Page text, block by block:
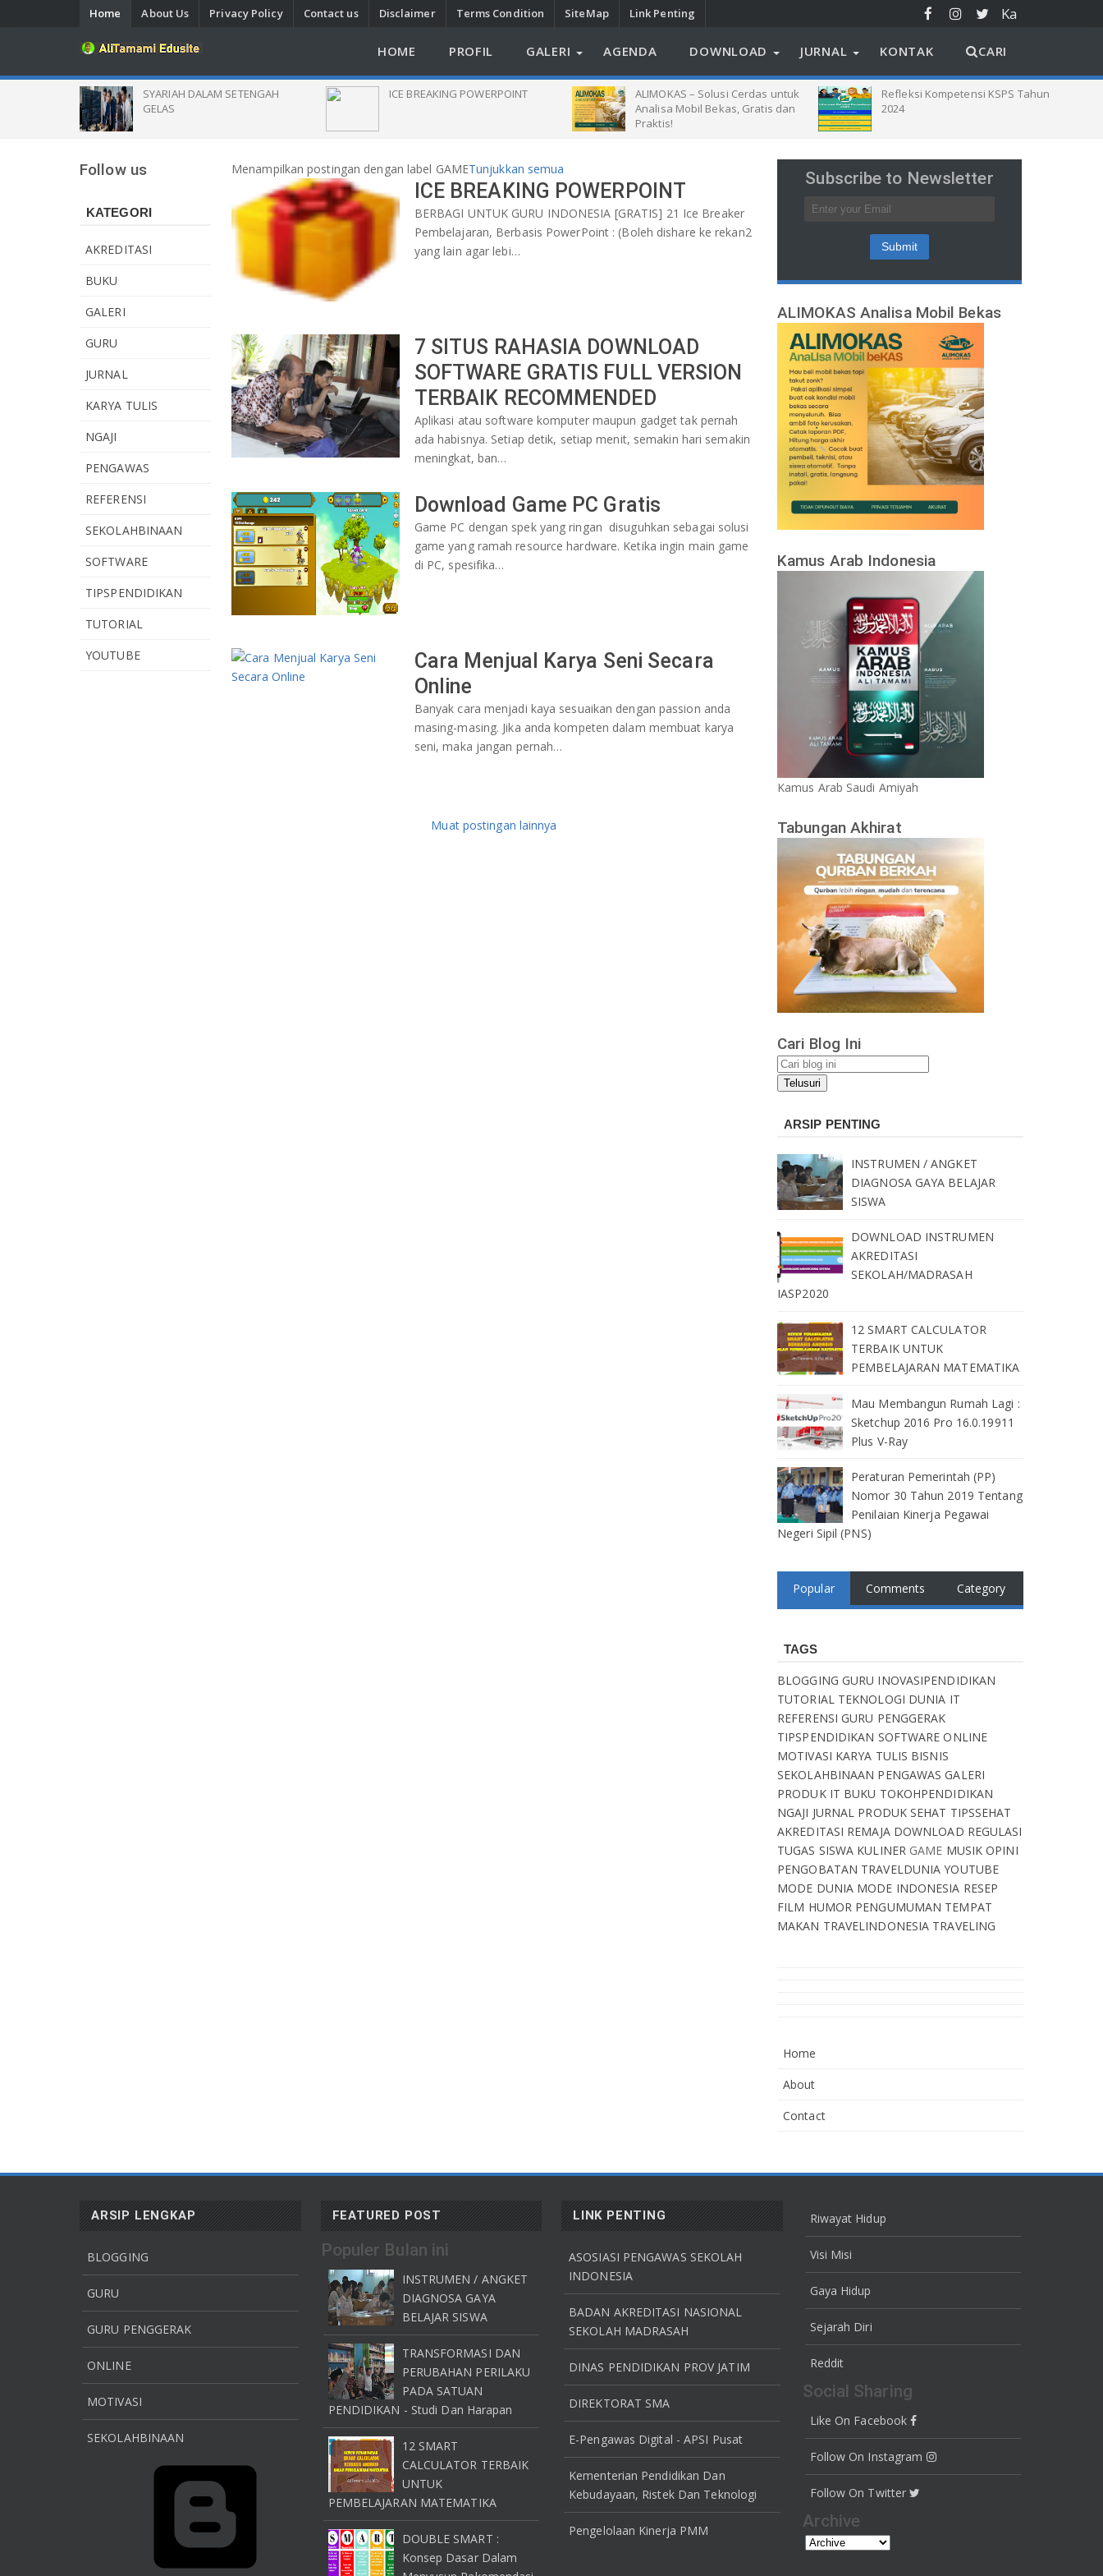
Home About Us Privacy Policy Contact us Disclaimer Terms Condition SiteMap Link Penting
Ka
HOME PROFIL GALERI AGENDA DOWNLOAD JURNAL KONTAK CARI
SYARIAH DALAM SETENGAH
GELAS
ICE BREAKING POWERPOINT
ALIMOKAS – Solusi Cerdas untuk
Analisa Mobil Bekas, Gratis dan
Praktis!
Refleksi Kompetensi KSPS Tahun
2024
Follow us
KATEGORI
AKREDITASI
BUKU
GALERI
GURU
JURNAL
KARYA TULIS
NGAJI
PENGAWAS
REFERENSI
SEKOLAHBINAAN
SOFTWARE
TIPSPENDIDIKAN
TUTORIAL
YOUTUBE
Menampilkan postingan dengan label GAMETunjukkan semua
ICE BREAKING POWERPOINT
BERBAGI UNTUK GURU INDONESIA [GRATIS] 21 Ice Breaker
Pembelajaran, Berbasis PowerPoint : (Boleh dishare ke rekan2
yang lain agar lebi…
7 SITUS RAHASIA DOWNLOAD
SOFTWARE GRATIS FULL VERSION
TERBAIK RECOMMENDED
Aplikasi atau software komputer maupun gadget tak pernah
ada habisnya. Setiap detik, setiap menit, semakin hari semakin
meningkat, ban…
Download Game PC Gratis
Game PC dengan spek yang ringan disuguhkan sebagai solusi
game yang ramah resource hardware. Ketika ingin main game
di PC, spesifika…
Cara Menjual Karya Seni Secara
Online
Banyak cara menjadi kaya sesuaikan dengan passion anda
masing-masing. Jika anda kompeten dalam membuat karya
seni, maka jangan pernah…
Muat postingan lainnya
Subscribe to Newsletter
ALIMOKAS Analisa Mobil Bekas
Kamus Arab Indonesia
Kamus Arab Saudi Amiyah
Tabungan Akhirat
Cari Blog Ini
ARSIP PENTING
INSTRUMEN / ANGKET
DIAGNOSA GAYA BELAJAR
SISWA
DOWNLOAD INSTRUMEN
AKREDITASI
SEKOLAH/MADRASAH
IASP2020
12 SMART CALCULATOR
TERBAIK UNTUK
PEMBELAJARAN MATEMATIKA
Mau Membangun Rumah Lagi :
Sketchup 2016 Pro 16.0.19911
Plus V-Ray
Peraturan Pemerintah (PP)
Nomor 30 Tahun 2019 Tentang
Penilaian Kinerja Pegawai
Negeri Sipil (PNS)
Popular Comments Category
TAGS
BLOGGING GURU INOVASIPENDIDIKAN
TUTORIAL TEKNOLOGI DUNIA IT
REFERENSI GURU PENGGERAK
TIPSPENDIDIKAN SOFTWAREONLINE
MOTIVASI KARYA TULIS BISNIS
SEKOLAHBINAAN PENGAWASGALERI
PRODUK IT BUKU TOKOHPENDIDIKAN
NGAJI JURNAL PRODUK SEHAT TIPSSEHAT
AKREDITASI REMAJA DOWNLOAD REGULASI
TUGAS SISWA KULINER GAME MUSIKOPINI
PENGOBATAN TRAVELDUNIAYOUTUBE
MODE DUNIA MODE INDONESIA RESEP
FILM HUMOR PENGUMUMAN TEMPAT
MAKAN TRAVELINDONESIA TRAVELING
Home
About
Contact
ARSIP LENGKAP
BLOGGING
GURU
GURU PENGGERAK
ONLINE
MOTIVASI
SEKOLAHBINAAN
FEATURED POST
Populer Bulan ini
INSTRUMEN / ANGKET
DIAGNOSA GAYA
BELAJAR SISWA
TRANSFORMASI DAN
PERUBAHAN PERILAKU
PADA SATUAN
PENDIDIKAN - Studi Dan Harapan
12 SMART
CALCULATOR TERBAIK
UNTUK
PEMBELAJARAN MATEMATIKA
DOUBLE SMART :
Konsep Dasar Dalam
LINK PENTING
ASOSIASI PENGAWAS SEKOLAH
INDONESIA
BADAN AKREDITASI NASIONAL
SEKOLAH MADRASAH
DINAS PENDIDIKAN PROV JATIM
DIREKTORAT SMA
E-Pengawas Digital - APSI Pusat
Kementerian Pendidikan Dan
Kebudayaan, Ristek Dan Teknologi
Pengelolaan Kinerja PMM
Riwayat Hidup
Visi Misi
Gaya Hidup
Sejarah Diri
Reddit
Social Sharing
Like On Facebook
Follow On Instagram
Follow On Twitter
Archive